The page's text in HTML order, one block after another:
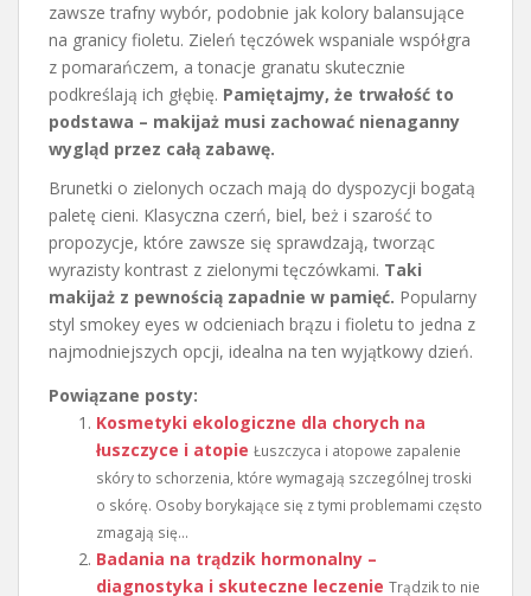
zawsze trafny wybór, podobnie jak kolory balansujące
na granicy fioletu. Zieleń tęczówek wspaniale współgra
z pomarańczem, a tonacje granatu skutecznie
podkreślają ich głębię. Pamiętajmy, że trwałość to
podstawa – makijaż musi zachować nienaganny
wygląd przez całą zabawę.
Brunetki o zielonych oczach mają do dyspozycji bogatą
paletę cieni. Klasyczna czerń, biel, beż i szarość to
propozycje, które zawsze się sprawdzają, tworząc
wyrazisty kontrast z zielonymi tęczówkami. Taki
makijaż z pewnością zapadnie w pamięć. Popularny
styl smokey eyes w odcieniach brązu i fioletu to jedna z
najmodniejszych opcji, idealna na ten wyjątkowy dzień.
Powiązane posty:
Kosmetyki ekologiczne dla chorych na
łuszczyce i atopie Łuszczyca i atopowe zapalenie
skóry to schorzenia, które wymagają szczególnej troski
o skórę. Osoby borykające się z tymi problemami często
zmagają się...
Badania na trądzik hormonalny –
diagnostyka i skuteczne leczenie Trądzik to nie